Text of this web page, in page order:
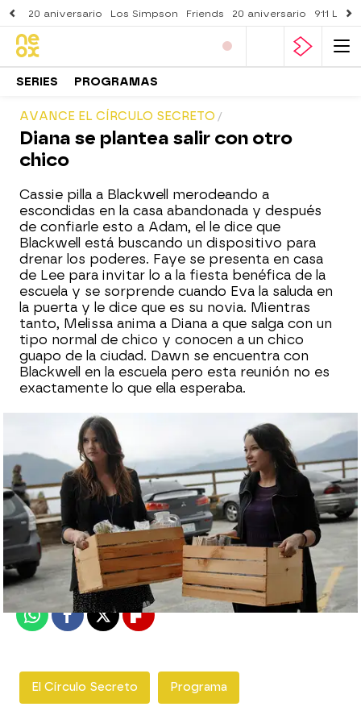
20 aniversario Los Simpson Friends 20 aniversario 911
SERIES PROGRAMAS
AVANCE EL CÍRCULO SECRETO
Diana se plantea salir con otro
chico
Cassie pilla a Blackwell merodeando a
escondidas en la casa abandonada y después
de confiarle esto a Adam, el le dice que
Blackwell está buscando un dispositivo para
drenar los poderes. Faye se presenta en casa
de Lee para invitar lo a la fiesta benéfica de la
escuela y se sorprende cuando Eva la saluda en
la puerta y le dice que es su novia. Mientras
tanto, Melissa anima a Diana a que salga con un
tipo normal de chico y conocen a un chico
guapo de la ciudad. Dawn se encuentra con
Blackwell en la escuela pero esta reunión no es
exactamente lo que ella esperaba.
neox
Madrid
Publicado: 18 de septiembre de 2013, 17:28
WhatsappFacebook
X Flipboard
El Círculo Secreto Programa